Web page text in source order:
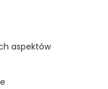
aspektów